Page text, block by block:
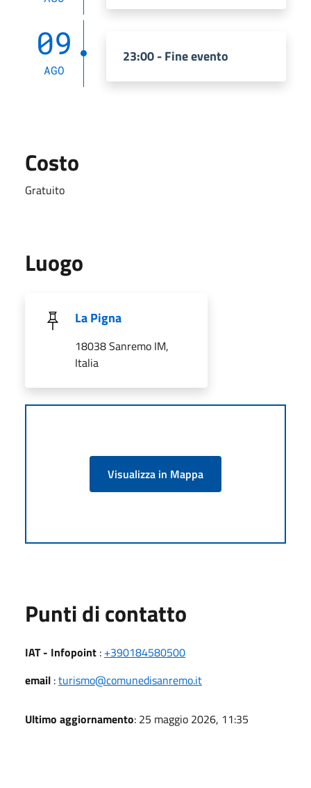
09
AGO
23:00 - Fine evento
Costo
Gratuito
Luogo
La Pigna
18038 Sanremo IM,
Italia
Visualizza in Mappa
Punti di contatto
IAT - Infopoint : +390184580500
email :turismo@comunedisanremo.it
Ultimo aggiornamento: 25 maggio 2026, 11:35